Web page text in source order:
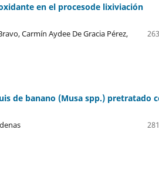
en el procesode lixiviación
Carmín Aydee De Gracia Pérez,
de banano (Musa spp.) pretratado